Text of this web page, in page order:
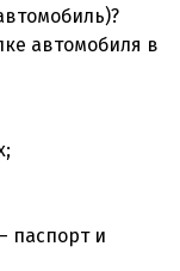
автомобиля в
паспорт и